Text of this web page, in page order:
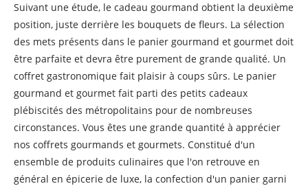
Suivant une étude, le cadeau gourmand obtient la deuxième
position, juste derrière les bouquets de fleurs. La sélection
des mets présents dans le panier gourmand et gourmet doit
être parfaite et devra être purement de grande qualité. Un
coffret gastronomique fait plaisir à coups sûrs. Le panier
gourmand et gourmet fait parti des petits cadeaux
plébiscités des métropolitains pour de nombreuses
circonstances. Vous êtes une grande quantité à apprécier
nos coffrets gourmands et gourmets. Constitué d'un
ensemble de produits culinaires que l'on retrouve en
général en épicerie de luxe, la confection d'un panier garni